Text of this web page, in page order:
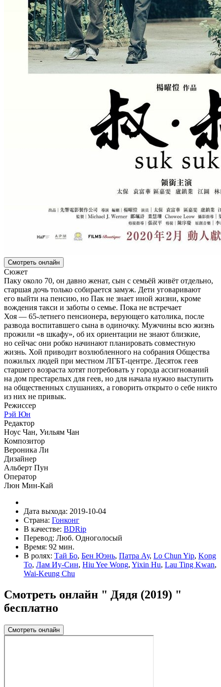
Смотреть онлайн
Сюжет
Паку около 70, он давно женат, сын с семьёй живёт отдельно,
старшая дочь только собирается замуж. Дети уговаривают
его выйти на пенсию, но Пак не знает иной жизни, кроме
вождения такси и заботы о семье. Пока не встречает
Хоя — 65-летнего пенсионера, верующего католика, после
развода воспитавшего сына в одиночку. Мужчины всю жизнь
прожили «в шкафу», об их ориентации не знают близкие,
но сейчас они робко начинают планировать совместную
жизнь. Хой приводит возлюбленного на собрания Общества
пожилых людей при местном ЛГБТ-центре. Десяток геев
старшего возраста хотят потребовать у города ассигнований
на дом престарелых для геев, но для начала нужно выступить
на общественных слушаниях, а говорить открыто о себе никто
из них не привык.
Режиссер
Рэй Юн
Редактор
Ноус Чан, Уильям Чан
Композитор
Вероника Ли
Дизайнер
Альберт Пун
Оператор
Люн Мин-Кай
Дата выхода: 2019-10-04
Страна: Гонконг
В качестве: BDRip
Перевод: Люб. Одноголосый
Время: 92 мин.
В ролях: Тай Бо, Бен Юэнь, Патра Ау, Lo Chun Yip, Kong
To, Лам Иу-Син, Hiu Yee Wong, Yixin Hu, Lau Ting Kwan,
Wai-Keung Chu
Смотреть онлайн " Дядя (2019) "
бесплатно
Смотреть онлайн